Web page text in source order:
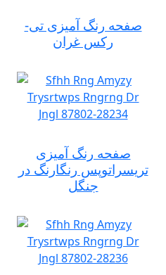
صفحه رنگ آمیزی تی-
رکس غران
صفحه رنگ آمیزی
تریسراتوپس رنگارنگ در
جنگل